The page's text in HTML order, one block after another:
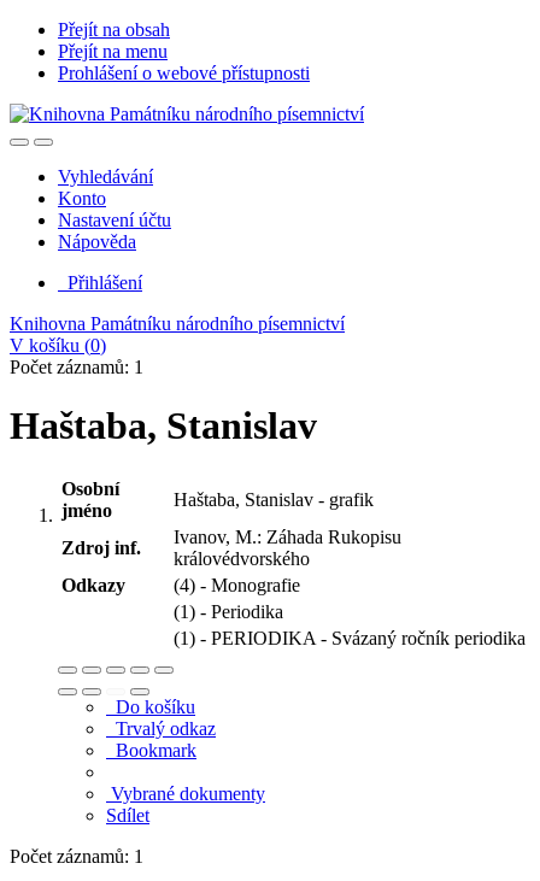
Přejít na obsah
Přejít na menu
Prohlášení o webové přístupnosti
Vyhledávání
Konto
Nastavení účtu
Nápověda
Přihlášení
Knihovna Památníku národního písemnictví
V košíku (0)
Počet záznamů: 1
Haštaba, Stanislav
Osobní
jméno
Haštaba, Stanislav - grafik
Zdroj inf.
Ivanov, M.: Záhada Rukopisu
královédvorského
Odkazy
(4) - Monografie
(1) - Periodika
(1) - PERIODIKA - Svázaný ročník periodika
Do košíku
Trvalý odkaz
Bookmark
Vybrané dokumenty
Sdílet
Počet záznamů: 1